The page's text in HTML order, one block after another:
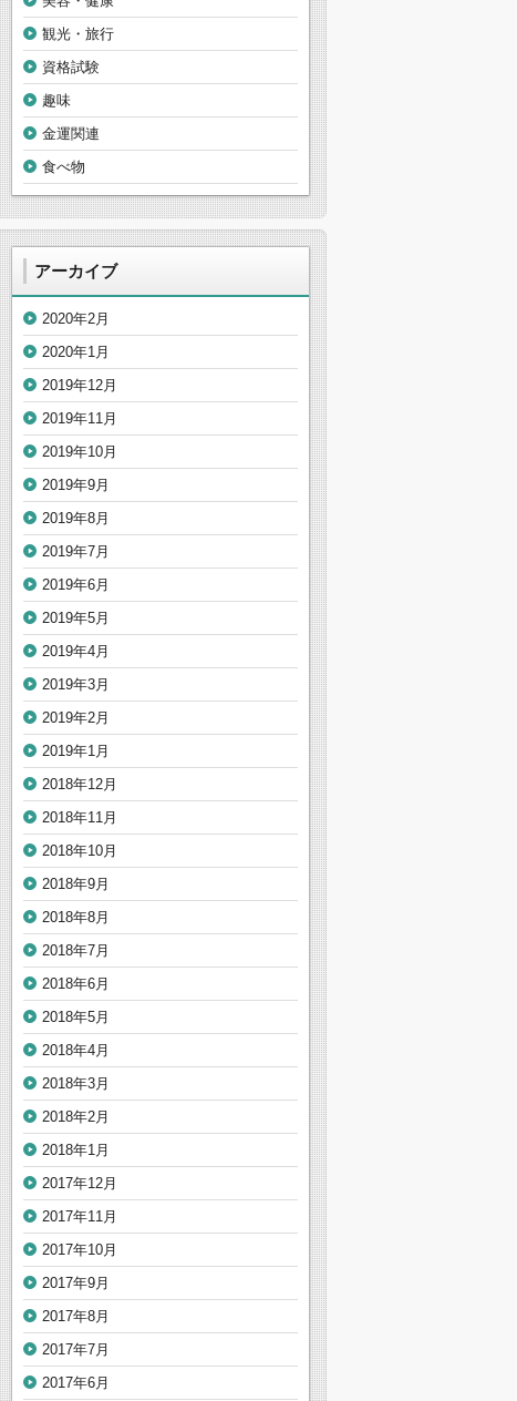
観光・旅行
資格試験
趣味
金運関連
食べ物
アーカイブ
2020年2月
2020年1月
2019年12月
2019年11月
2019年10月
2019年9月
2019年8月
2019年7月
2019年6月
2019年5月
2019年4月
2019年3月
2019年2月
2019年1月
2018年12月
2018年11月
2018年10月
2018年9月
2018年8月
2018年7月
2018年6月
2018年5月
2018年4月
2018年3月
2018年2月
2018年1月
2017年12月
2017年11月
2017年10月
2017年9月
2017年8月
2017年7月
2017年6月